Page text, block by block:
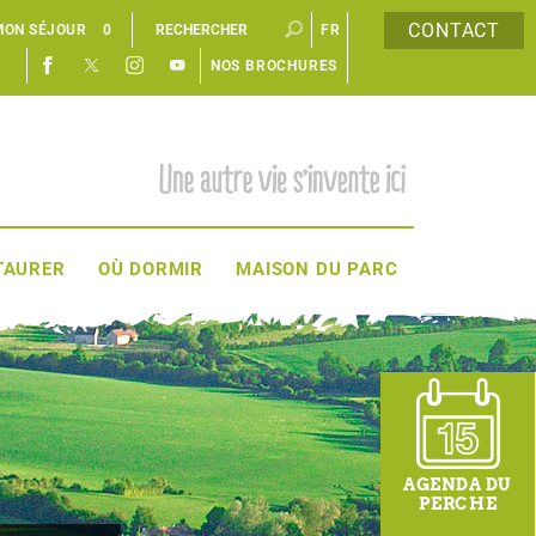
CONTACT
EN
FR
SÉJOUR 0
NOS BROCHURES
OÙ DORMIR MAISON DU PARC
AGENDA DU
PERCHE